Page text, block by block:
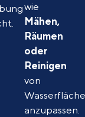
wie
Mähen,
Räumen
oder
Reinigen
von
anzupassen.